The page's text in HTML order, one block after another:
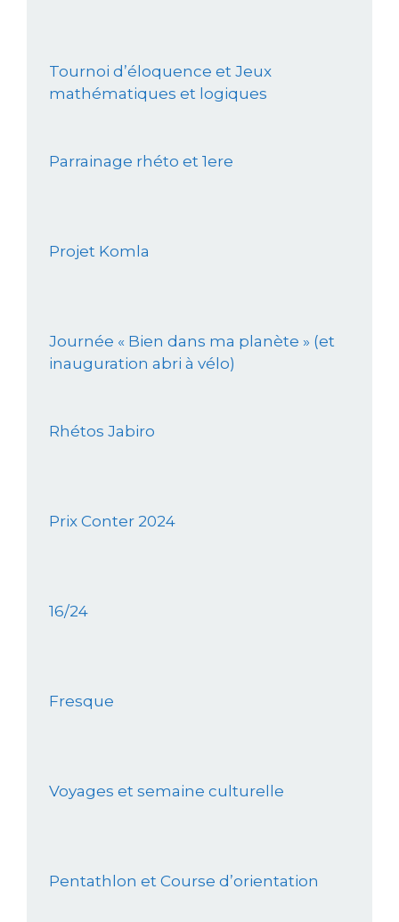
Tournoi d’éloquence et Jeux
mathématiques et logiques
Parrainage rhéto et 1ere
Projet Komla
Journée « Bien dans ma planète » (et
inauguration abri à vélo)
Rhétos Jabiro
Prix Conter 2024
16/24
Fresque
Voyages et semaine culturelle
Pentathlon et Course d’orientation